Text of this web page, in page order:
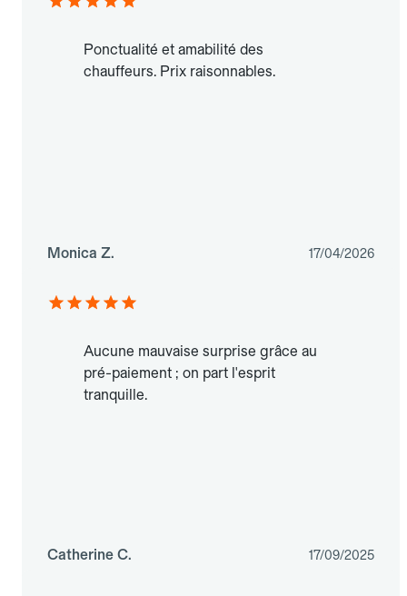
Ponctualité et amabilité des
chauffeurs. Prix raisonnables.
Monica Z. 17/04/2026
Aucune mauvaise surprise grâce au
pré-paiement ; on part l'esprit
tranquille.
Catherine C. 17/09/2025